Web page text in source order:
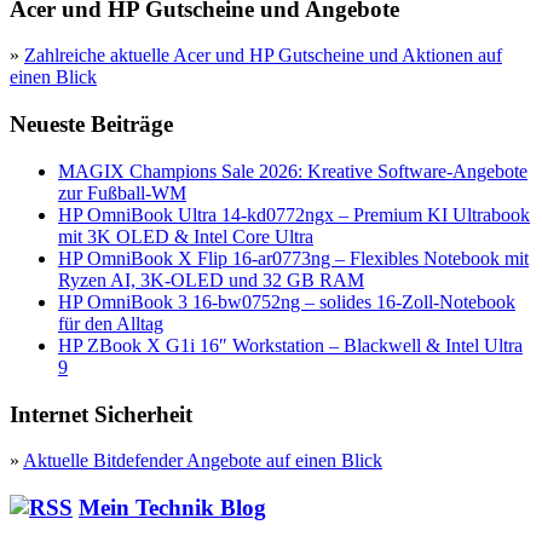
Acer und HP Gutscheine und Angebote
» Zahlreiche aktuelle Acer und HP Gutscheine und Aktionen auf
einen Blick
Neueste Beiträge
MAGIX Champions Sale 2026: Kreative Software-Angebote
zur Fußball-WM
HP OmniBook Ultra 14-kd0772ngx – Premium KI Ultrabook
mit 3K OLED & Intel Core Ultra
HP OmniBook X Flip 16-ar0773ng – Flexibles Notebook mit
Ryzen AI, 3K-OLED und 32 GB RAM
HP OmniBook 3 16-bw0752ng – solides 16-Zoll-Notebook
für den Alltag
HP ZBook X G1i 16″ Workstation – Blackwell & Intel Ultra
9
Internet Sicherheit
» Aktuelle Bitdefender Angebote auf einen Blick
Mein Technik Blog